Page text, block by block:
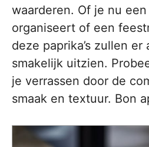
waarderen. Of je nu
organiseert of een
deze paprika’s zullen er
smakelijk uitzien.
je verrassen door de
smaak en textuur. Bon